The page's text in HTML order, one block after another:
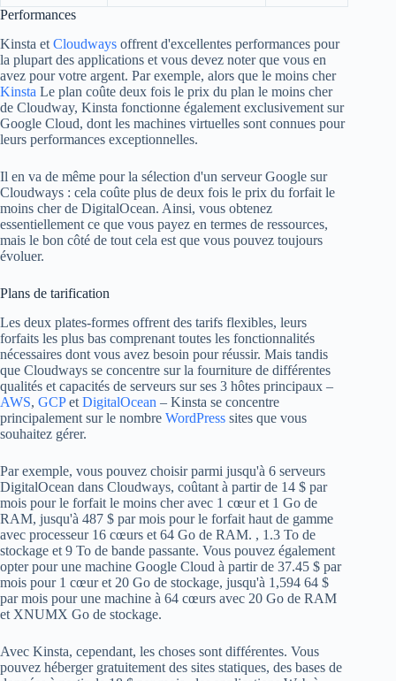
Performances
Kinsta et Cloudways offrent d'excellentes performances pour
la plupart des applications et vous devez noter que vous en
avez pour votre argent. Par exemple, alors que le moins cher
Kinsta Le plan coûte deux fois le prix du plan le moins cher
de Cloudway, Kinsta fonctionne également exclusivement sur
Google Cloud, dont les machines virtuelles sont connues pour
leurs performances exceptionnelles.
Il en va de même pour la sélection d'un serveur Google sur
Cloudways : cela coûte plus de deux fois le prix du forfait le
moins cher de DigitalOcean. Ainsi, vous obtenez
essentiellement ce que vous payez en termes de ressources,
mais le bon côté de tout cela est que vous pouvez toujours
évoluer.
Plans de tarification
Les deux plates-formes offrent des tarifs flexibles, leurs
forfaits les plus bas comprenant toutes les fonctionnalités
nécessaires dont vous avez besoin pour réussir. Mais tandis
que Cloudways se concentre sur la fourniture de différentes
qualités et capacités de serveurs sur ses 3 hôtes principaux –
AWS, GCPet DigitalOcean – Kinsta se concentre
principalement sur le nombre WordPress sites que vous
souhaitez gérer.
Par exemple, vous pouvez choisir parmi jusqu'à 6 serveurs
DigitalOcean dans Cloudways, coûtant à partir de 14 $ par
mois pour le forfait le moins cher avec 1 cœur et 1 Go de
RAM, jusqu'à 487 $ par mois pour le forfait haut de gamme
avec processeur 16 cœurs et 64 Go de RAM. , 1.3 To de
stockage et 9 To de bande passante. Vous pouvez également
opter pour une machine Google Cloud à partir de 37.45 $ par
mois pour 1 cœur et 20 Go de stockage, jusqu'à 1,594 64 $
par mois pour une machine à 64 cœurs avec 20 Go de RAM
et XNUMX Go de stockage.
Avec Kinsta, cependant, les choses sont différentes. Vous
pouvez héberger gratuitement des sites statiques, des bases de